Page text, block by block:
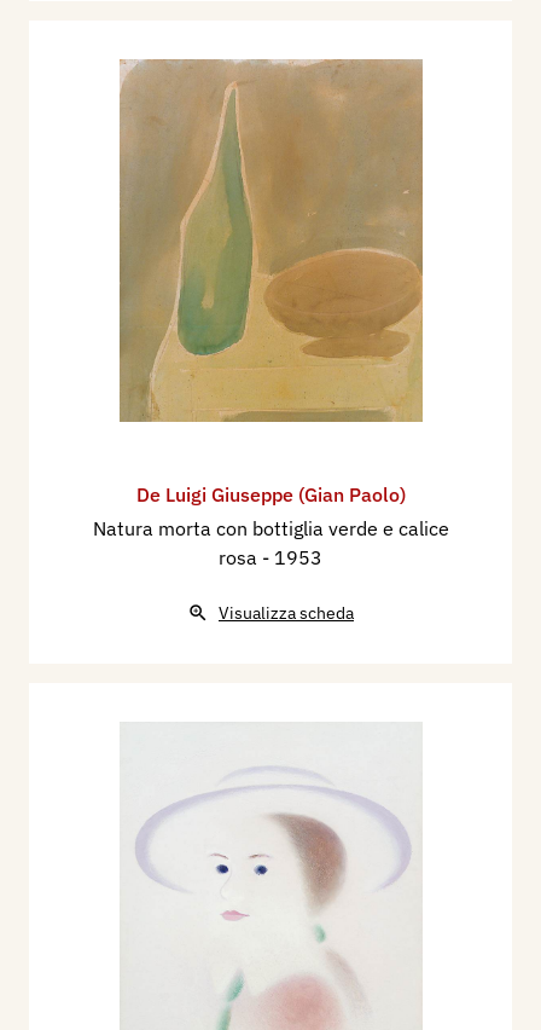
De Luigi Giuseppe (Gian Paolo)
Natura morta con bottiglia verde e calice
rosa - 1953
Visualizza scheda